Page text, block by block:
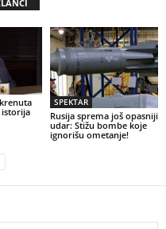
istorija
SPEKTAR
Rusija sprema još opasniji
udar: Stižu bombe koje
ignorišu ometanje!